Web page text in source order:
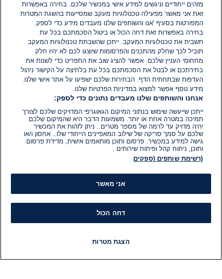
אין עדיין תגובות. היה הראשון להגיב
הוסף תגובה
מזהים ייחודיים וניגשים למידע אישי במכשיר שלכם. בחירה באפשרות
זאת אני מאשר מפעילה טכנולוגיות מעקב שמסייעות בהשגת המטרות
המפורטות בסעיף 'אנו והשותפים שלנו מעבדים מידע כדי לספק.
בחירה באפשרות זאת דחה הכול או ביטול הסכמתכם בכל עת
תשבית את טכנולוגיות המעקב. ייתכן שהשבתת טכנולוגיות המעקב
תוביל לכך שחלק מהתכנים והפרסומות שיוצגו לכם לא יהיו חלק
מחחומי העניין שלכם. אפשר להציג שוב את התפריט כדי לשנות את
בחירתכם או לבטל את הסכמתכם בכל עת בלחיצה על הקישור ניהול
העדפות שבתחתית הדף. הבחירות שלכם ישפיעו על אתר אישי שלנו.
מידע נוסף אפשר למצוא במדיניות הפרטיות שלנו.
אנחנו והשותפים שלנו מעבדים נתונים כדי לספק:
ייתכן שייעשה שימוש בנתוני המיקום הגאוגרפי המדויקים שלכם לצורך
תמיכה במטרה אחת או יותר. משמעות הדבר היא שהמיקום שלכם
יהיה מדויק עד לרמה של מספר מטרים.. ניתן לזהות את המכשיר
שלכם על סמך סריקה של שילוב המאפיינים הייחודי שלו.. אחסון ו/או
גישה למידע במכשיר. פרסום ותוכן מותאמים אישית, מדידת פרסום
ותוכן, ניתוח קהל ופיתוח שירותים .
(רשימת שותפים (ספקים
אני מאשר
דחה הכול
הצגת מטרות